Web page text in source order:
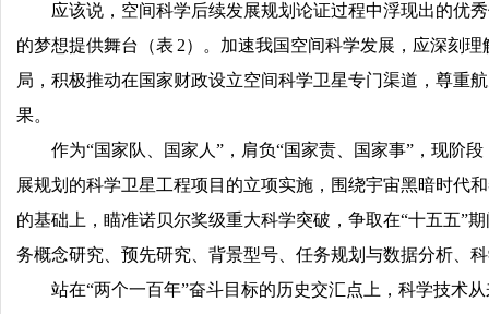
应该说，空间科学后续发展规划论证过程中浮现出的优
的梦想提供舞台（表 2）。加速我国空间科学发展，应深刻
局，积极推动在国家财政设立空间科学卫星专门渠道，尊重
果。
作为“国家队、国家人”，肩负“国家责、国家事”，现阶
展规划的科学卫星工程项目的立项实施，围绕宇宙黑暗时代
的基础上，瞄准诺贝尔奖级重大科学突破，争取在“十五五”
务概念研究、预先研究、背景型号、任务规划与数据分析、
站在“两个一百年”奋斗目标的历史交汇点上，科学技术